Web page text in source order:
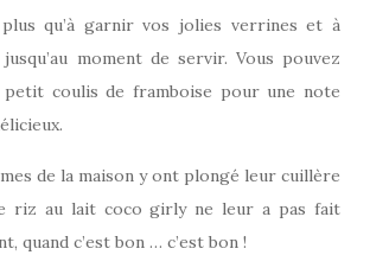
qu’à garnir vos jolies verrines et à
moment de servir. Vous pouvez
petit coulis de framboise pour une note
de la maison y ont plongé leur cuillère
riz au lait coco girly ne leur a pas fait
quand c’est bon … c’est bon !